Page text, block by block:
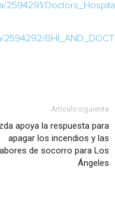
2594291/
Artículo siguiente
apoya la respuesta para
apagar los incendios y las
de socorro para Los
Ángeles